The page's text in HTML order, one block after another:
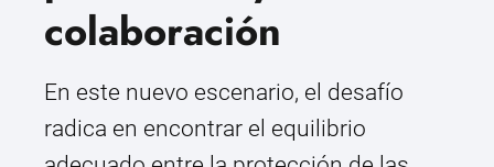
colaboración
En este nuevo escenario, el desafío
radica en encontrar el equilibrio